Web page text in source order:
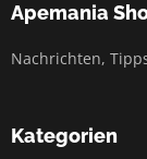
Apemania
Nachrichten,
Kategorien